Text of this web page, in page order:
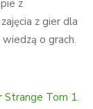
z
z gier dla
o grach.
Strange Tom 1.